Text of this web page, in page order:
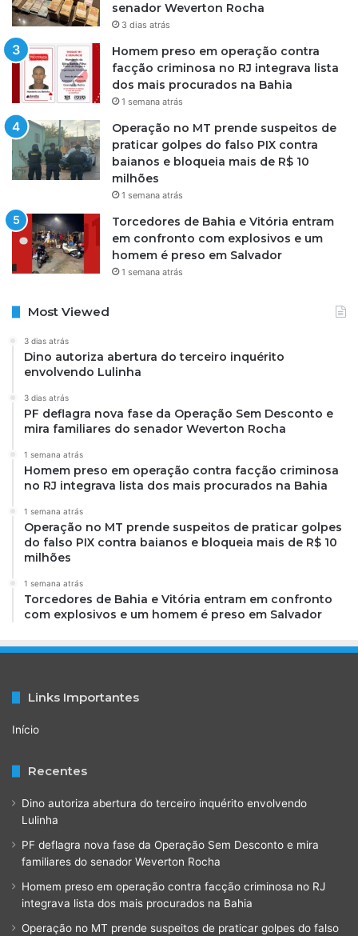
senador Weverton Rocha
3 dias atrás
Homem preso em operação contra
facção criminosa no RJ integrava lista
dos mais procurados na Bahia
1 semana atrás
Operação no MT prende suspeitos de
praticar golpes do falso PIX contra
baianos e bloqueia mais de R$ 10
milhões
1 semana atrás
Torcedores de Bahia e Vitória entram
em confronto com explosivos e um
homem é preso em Salvador
1 semana atrás
Most Viewed
3 dias atrás
Dino autoriza abertura do terceiro inquérito
envolvendo Lulinha
3 dias atrás
PF deflagra nova fase da Operação Sem Desconto e
mira familiares do senador Weverton Rocha
1 semana atrás
Homem preso em operação contra facção criminosa
no RJ integrava lista dos mais procurados na Bahia
1 semana atrás
Operação no MT prende suspeitos de praticar golpes
do falso PIX contra baianos e bloqueia mais de R$ 10
milhões
1 semana atrás
Torcedores de Bahia e Vitória entram em confronto
com explosivos e um homem é preso em Salvador
Links Importantes
Início
Recentes
Dino autoriza abertura do terceiro inquérito envolvendo
Lulinha
PF deflagra nova fase da Operação Sem Desconto e mira
familiares do senador Weverton Rocha
Homem preso em operação contra facção criminosa no RJ
integrava lista dos mais procurados na Bahia
Operação no MT prende suspeitos de praticar golpes do falso